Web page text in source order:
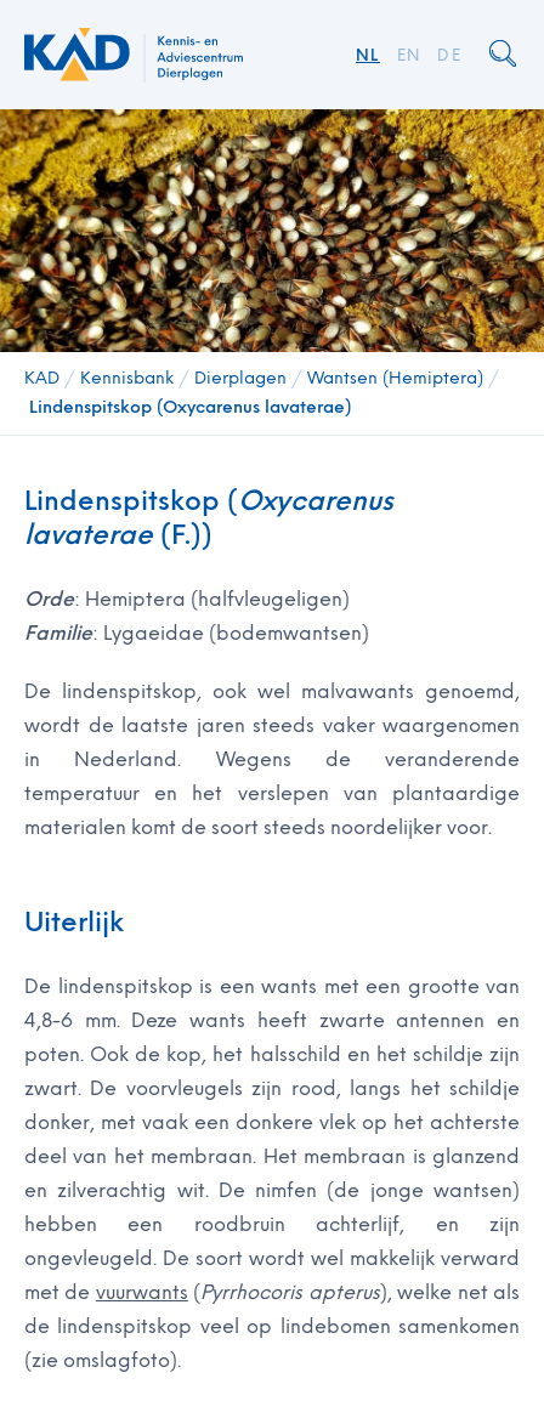
DE
EN
NL
KAD / Kennisbank / Dierplagen / Wantsen (Hemiptera) /
Lindenspitskop (Oxycarenus lavaterae)
Lindenspitskop (Oxycarenus
lavaterae (F.))
Orde: Hemiptera (halfvleugeligen)
Familie: Lygaeidae (bodemwantsen)
De lindenspitskop, ook wel malvawants genoemd,
wordt de laatste jaren steeds vaker waargenomen
in Nederland. Wegens de veranderende
temperatuur en het verslepen van plantaardige
materialen komt de soort steeds noordelijker voor.
Uiterlijk
De lindenspitskop is een wants met een grootte van
4,8-6 mm. Deze wants heeft zwarte antennen en
poten. Ook de kop, het halsschild en het schildje zijn
zwart. De voorvleugels zijn rood, langs het schildje
donker, met vaak een donkere vlek op het achterste
deel van het membraan. Het membraan is glanzend
en zilverachtig wit. De nimfen (de jonge wantsen)
hebben een roodbruin achterlijf, en zijn
ongevleugeld. De soort wordt wel makkelijk verward
met de vuurwants (Pyrrhocoris apterus), welke net als
de lindenspitskop veel op lindebomen samenkomen
(zie omslagfoto).